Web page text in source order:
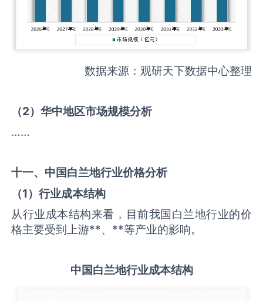
数据来源：观研天下数据中心整理
（2）华中地区市场规模分析
……
十一、中国白兰地行业价格分析
（1）行业成本结构
从行业成本结构来看，目前我国白兰地行业的价
格主要受到上游**、**等产业的影响。
中国白兰地行业成本结构